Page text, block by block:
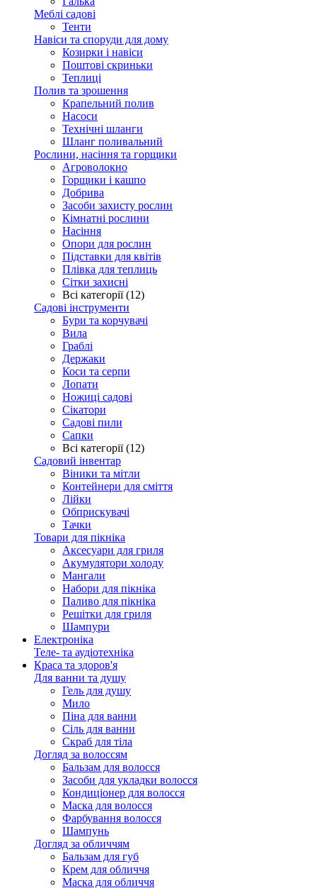
Меблі садові
Тенти
Навіси та споруди для дому
Козирки і навіси
Поштові скриньки
Теплиці
Полив та зрошення
Крапельний полив
Насоси
Технічні шланги
Шланг поливальний
Рослини, насіння та горщики
Агроволокно
Горщики і кашпо
Добрива
Засоби захисту рослин
Кімнатні рослини
Насіння
Опори для рослин
Підставки для квітів
Плівка для теплиць
Сітки захисні
Всі категорії (12)
Садові інструменти
Бури та корчувачі
Вила
Граблі
Держаки
Коси та серпи
Лопати
Ножиці садові
Сікатори
Садові пили
Сапки
Всі категорії (12)
Садовий інвентар
Віники та мітли
Контейнери для сміття
Лійки
Обприскувачі
Тачки
Товари для пікніка
Аксесуари для гриля
Акумулятори холоду
Мангали
Набори для пікніка
Паливо для пікніка
Решітки для гриля
Шампури
Електроніка
Теле- та аудіотехніка
Краса та здоров'я
Для ванни та душу
Гель для душу
Мило
Піна для ванни
Сіль для ванни
Скраб для тіла
Догляд за волоссям
Бальзам для волосся
Засоби для укладки волосся
Кондиціонер для волосся
Маска для волосся
Фарбування волосся
Шампунь
Догляд за обличчям
Бальзам для губ
Крем для обличчя
Маска для обличчя